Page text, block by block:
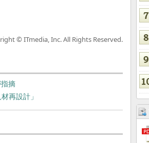
© ITmedia, Inc. All Rights Reserved.
摘
再設計」